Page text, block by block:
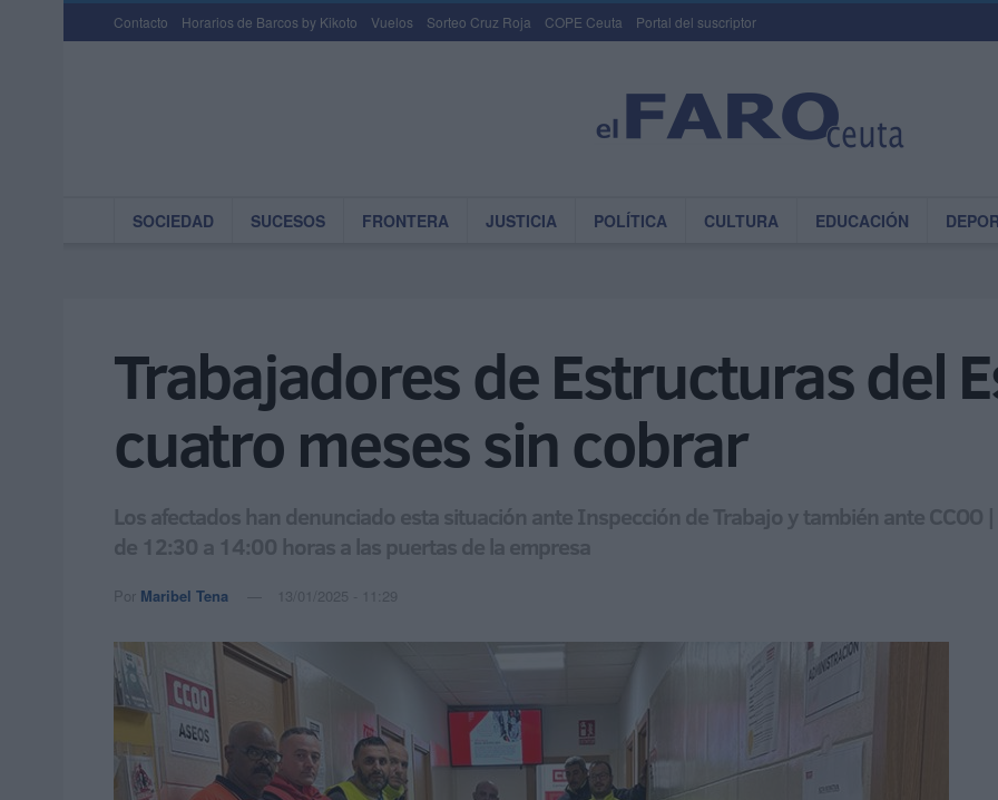
Contacto Horarios de Barcos by Kikoto Vuelos Sorteo Cruz Roja COPE Ceuta Portal del suscriptor
SOCIEDAD SUCESOS FRONTERA JUSTICIA POLÍTICA CULTURA EDUCACIÓN
Trabajadores de Estructuras del
cuatro meses sin cobrar
Los afectados han denunciado esta situación ante Inspección de Trabajo y también ante
de 12:30 a 14:00 horas a las puertas de la empresa
Por Maribel Tena 13/01/2025 - 11:29